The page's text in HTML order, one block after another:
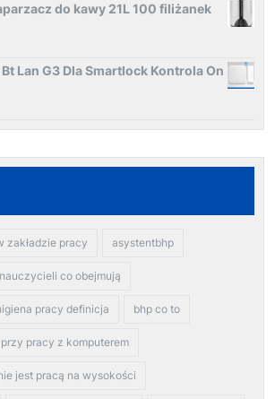
do kawy 21L 100 filiżanek
Lan G3 Dla Smartlock Kontrola On
zakładzie pracy asystentbhp
co obejmują
pracy definicja bhp co to
pracy z komputerem
jest pracą na wysokości